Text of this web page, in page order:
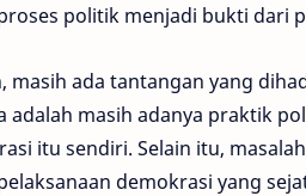
politik menjadi bukti dari
masih ada tantangan yang
adalah masih adanya praktik
itu sendiri. Selain itu,
demokrasi yang